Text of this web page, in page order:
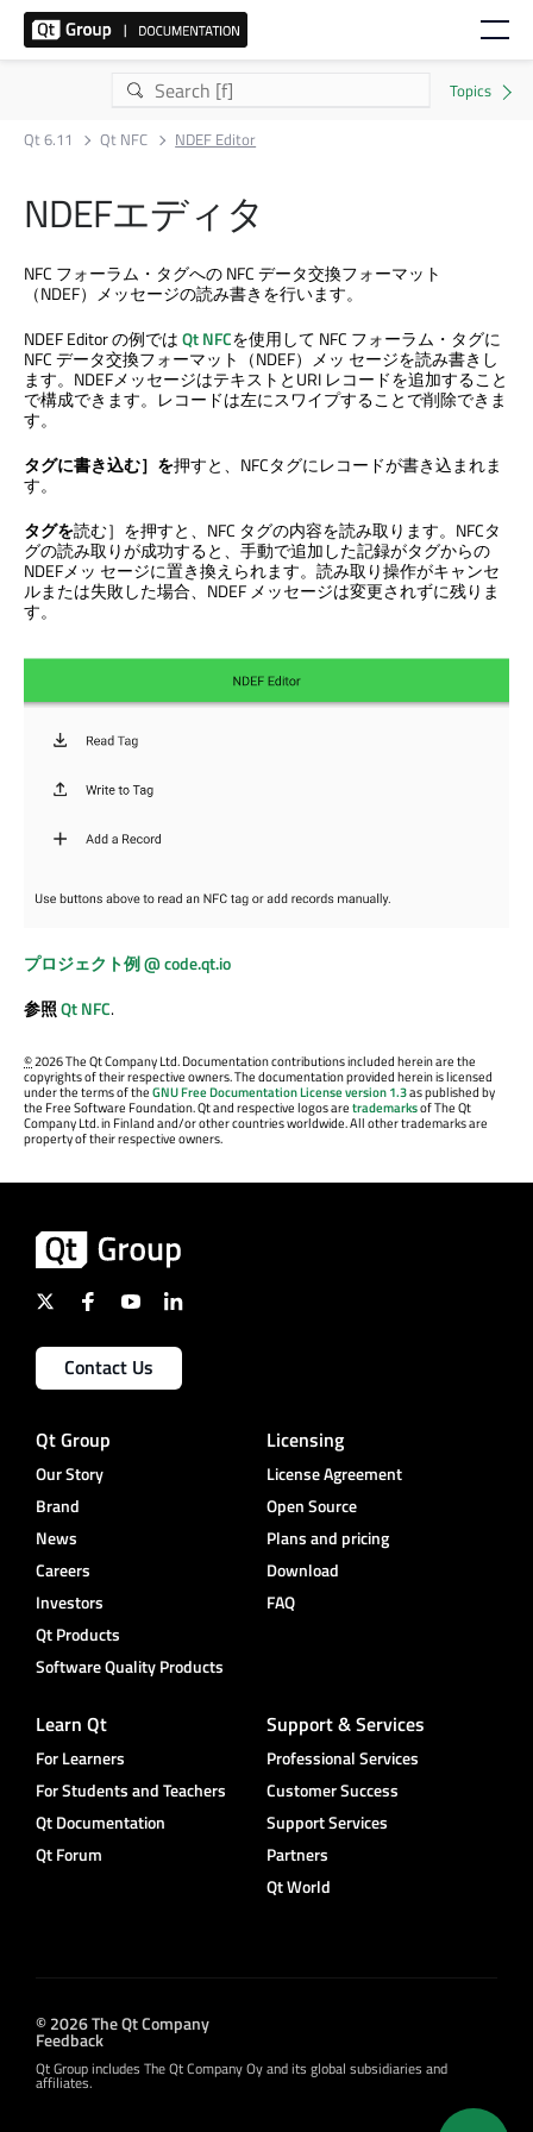
Qt 6.11 Qt NFC NDEF Editor
NDEFエディタ
NFC フォーラム・タグへの NFC データ交換フォーマット
（NDEF）メッセージの読み書きを行います。
NDEF Editor の例ではQt NFCを使用して NFC フォーラム・タグに
NFC データ交換フォーマット（NDEF）メッ セージを読み書きし
ます。NDEFメッセージはテキストとURI レコードを追加すること
で構成できます。レコードは左にスワイプすることで削除できま
す。
タグに書き込む］を押すと、NFCタグにレコードが書き込まれま
す。
タグを読む］を押すと、NFC タグの内容を読み取ります。NFCタ
グの読み取りが成功すると、手動で追加した記録がタグからの
NDEFメッ セージに置き換えられます。読み取り操作がキャンセ
ルまたは失敗した場合、NDEF メッセージは変更されずに残りま
す。
プロジェクト例 @ code.qt.io
参照Qt NFC.
©2026 The Qt Company Ltd. Documentation contributions included herein are the
copyrights of their respective owners. The documentation provided herein is licensed
under the terms of theGNU Free Documentation License version 1.3as published by
the Free Software Foundation. Qt and respective logos aretrademarksof The Qt
Company Ltd. in Finland and/or other countries worldwide. All other trademarks are
property of their respective owners.
Contact Us
Qt Group
Our Story
Brand
News
Careers
Investors
Qt Products
Software Quality Products
Licensing
License Agreement
Open Source
Plans and pricing
Download
FAQ
Learn Qt
For Learners
For Students and Teachers
Qt Documentation
Qt Forum
Support & Services
Professional Services
Customer Success
Support Services
Partners
Qt World
© 2026 The Qt Company
Feedback
Qt Group includes The Qt Company Oy and its global subsidiaries and
affiliates.